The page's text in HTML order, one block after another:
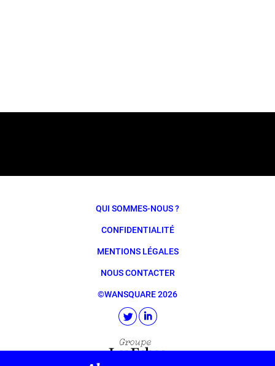
QUI SOMMES-NOUS ?
CONFIDENTIALITÉ
MENTIONS LÉGALES
NOUS CONTACTER
©WANSQUARE 2026